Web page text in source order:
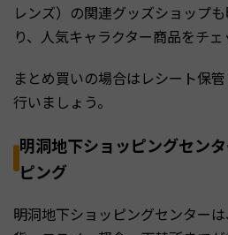
レンズ）の関連グッズショップ
り、人気キャラクター商品をチェ
まとめ買いの場合はレシート保
行いましょう。
明洞地下ショッピングセン
ピング
明洞地下ショッピングセンター